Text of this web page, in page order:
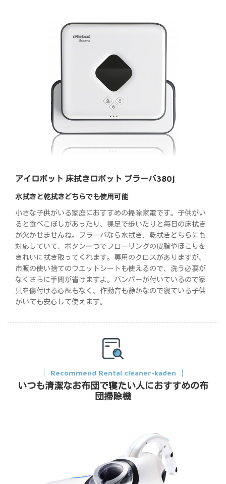
アイロボット 床拭きロボット ブラーバ380j
水拭きと乾拭きどちらでも使用可能
小さな子供がいる家庭におすすめの掃除家電です。子供がい
ると食べこぼしがあったり、裸足で歩いたりと毎日の床拭き
が欠かせませんね。ブラーバなら水拭き、乾拭きどちらにも
対応していて、ボタン一つでフローリングの皮脂やほこりを
きれいに拭き取ってくれます。専用のクロスがありますが、
市販の使い捨てのウエットシートも使えるので、洗う必要が
なくさらに手間が省けますよ。バンパーが付いているので家
具を傷付ける心配もなく、作動音も静かなので寝ている子供
がいても安心して使えます。
Recommend Rental cleaner-kaden
いつも清潔なお布団で寝たい人におすすめの布
団掃除機